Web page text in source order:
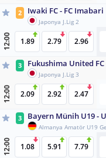
2 Iwaki FC - FC Imabari
Japonya J.Lig 2
12:00 1.89 2.79 2.96
3 Fukushima United
Japonya J.Lig 3
12:00 2.09 2.92 2.47
3 Bayern Münih U19 -
Almanya Amatör U19
12:00 1.08 5.91 7.79